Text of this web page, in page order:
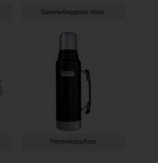
Sammenleggbare stoler
Thermokopp/Krus